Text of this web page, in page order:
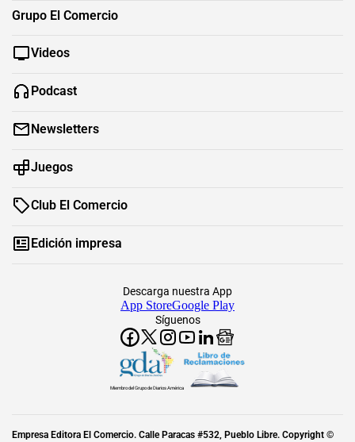
Grupo El Comercio
Videos
Podcast
Newsletters
Juegos
Club El Comercio
Edición impresa
Síguenos
Descarga nuestra App
App StoreGoogle Play
Miembro del Grupo de Diarios América
Empresa Editora El Comercio. Calle Paracas #532, Pueblo Libre. Copyright ©